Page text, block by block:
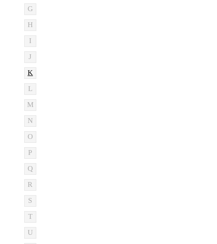
G
H
I
J
K
L
M
N
O
P
Q
R
S
T
U